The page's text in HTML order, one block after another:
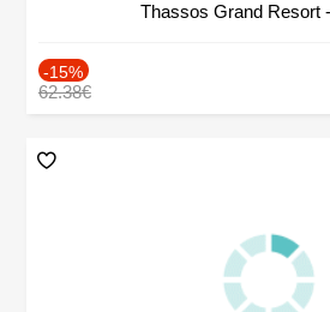
Thassos Grand Resort -
-15%
62.38€